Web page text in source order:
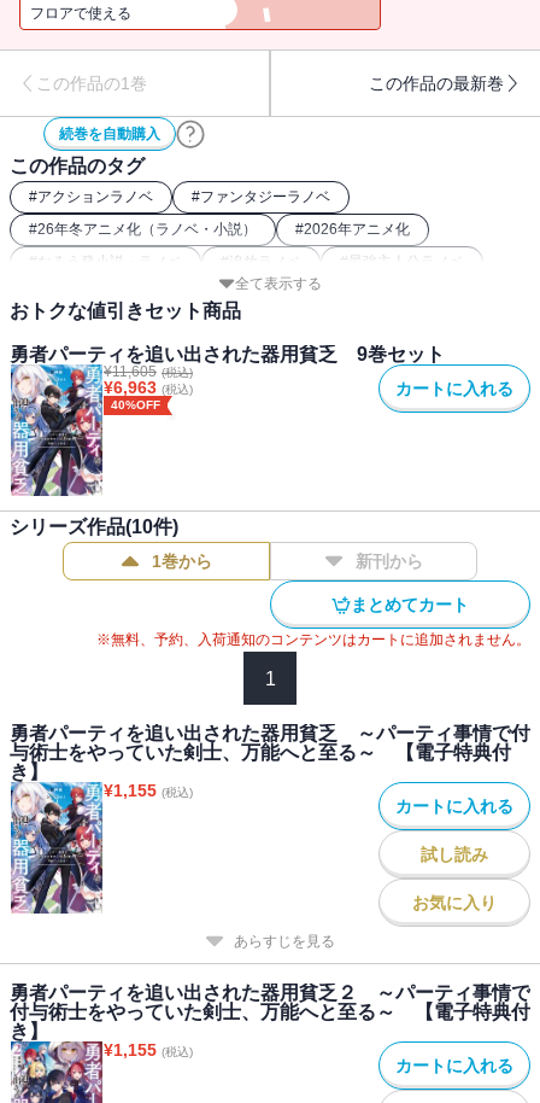
――。
すぐに身に付けることができること――まさしく『器用貧乏』だ。
ソロでの活動再開にあたり、オルンは付与術士から剣士へと戻る。
だが、付与術士だったことは決して無駄ではなかった。
勇者パーティ時代に培った知識、経験、そして開発した複数のオリ
ジナル魔術は、
オルンを常識外の強さを持つ剣士へと成長させていて……!?
「小説家になろう」発の人気ファンタジー！ コミカライズも決
り先生描き下ろしイラストを収録！
フロアで使える
この作品の1巻 この作品の最新巻
続巻を自動購入
この作品のタグ
#アクションラノベ #ファンタジーラノベ
#26年冬アニメ化（ラノベ・小説） #2026年アニメ化
# なろう発小説・ラノベ #追放ラノベ # 最強主人公ラノベ
全て表示する
おトクな値引きセット商品
勇者パーティを追い出された器用貧乏 9巻セット
¥11,605 (税込)
¥6,963 (税込)
40%OFF
カートに入れる
シリーズ作品(10件)
1巻から 新刊から
まとめてカート
※無料、予約、入荷通知のコンテンツはカートに追加されません。
1
勇者パーティを追い出された器用貧乏 ～パーティ事情で付
与術士をやっていた剣士、万能へと至る～ 【電子特典付
き】
¥1,155 (税込)
カートに入れる
試し読み
お気に入り
あらすじを見る
勇者パーティを追い出された器用貧乏２ ～パーティ事情で
付与術士をやっていた剣士、万能へと至る～ 【電子特典付
き】
¥1,155 (税込)
カートに入れる